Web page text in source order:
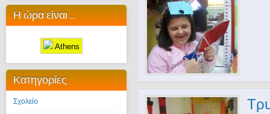
Η ώρα είναι ..
Athens
Κατηγορίες
Σχολείο